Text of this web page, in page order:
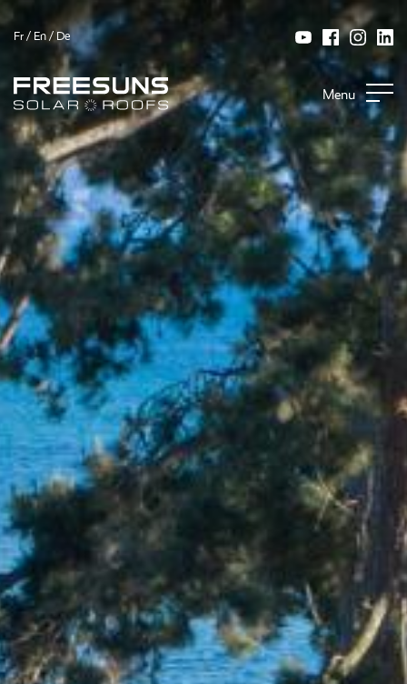
Fr / En / De
Menu